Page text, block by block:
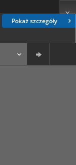
Pokaż szczegóły